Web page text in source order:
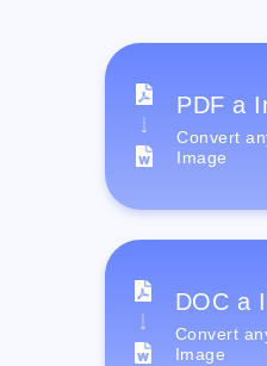
PDF a
Convert
Image
DOC a
Convert
Image